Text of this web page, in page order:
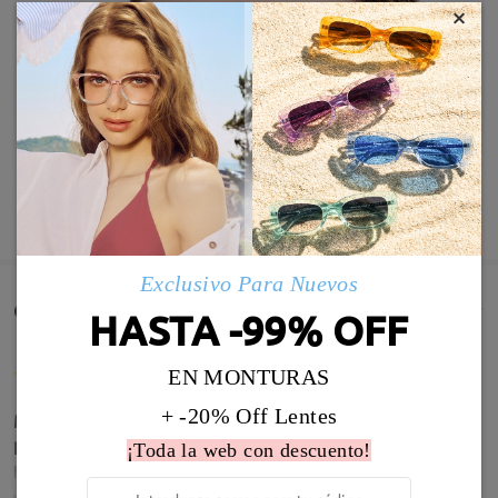
MOSTRAR MÁS
Comentarios de Clientes(259)
Me han encantado , lo único que de cerca lo veo un
poco borroso pero son y quedan preciosaa
by
×
Exclusivo Para Nuevos
HASTA -99% OFF
EN MONTURAS
+ -20% Off Lentes
¡Toda la web con descuento!